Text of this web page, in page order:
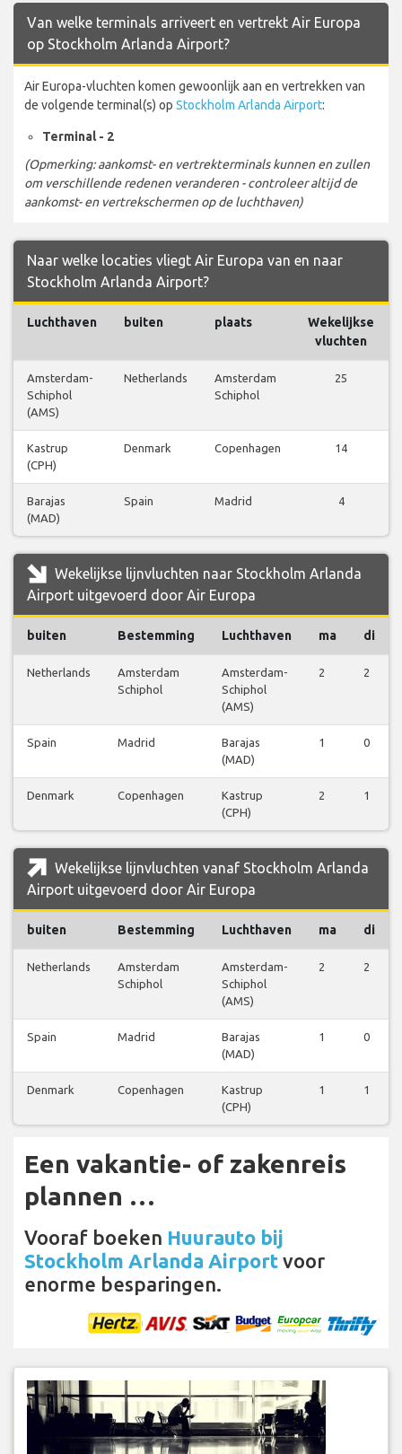
Van welke terminals arriveert en vertrekt Air Europa
op Stockholm Arlanda Airport?
Air Europa-vluchten komen gewoonlijk aan en vertrekken van
de volgende terminal(s) op Stockholm Arlanda Airport:
Terminal - 2
(Opmerking: aankomst- en vertrekterminals kunnen en zullen
om verschillende redenen veranderen - controleer altijd de
aankomst- en vertrekschermen op de luchthaven)
Naar welke locaties vliegt Air Europa van en naar
Stockholm Arlanda Airport?
Luchthaven buiten plaats
Wekelijkse
vluchten
Amsterdam-
Schiphol
(AMS)
Netherlands
Amsterdam
Schiphol
25
Kastrup
(CPH)
Denmark Copenhagen 14
Barajas
(MAD)
Spain Madrid 4
Wekelijkse lijnvluchten naar Stockholm Arlanda
Airport uitgevoerd door Air Europa
buiten Bestemming Luchthaven ma di
Netherlands
Amsterdam
Schiphol
Amsterdam-
Schiphol
(AMS)
2 2
Spain Madrid
Barajas
(MAD)
1 0
Denmark Copenhagen
Kastrup
(CPH)
2 1
Wekelijkse lijnvluchten vanaf Stockholm Arlanda
Airport uitgevoerd door Air Europa
buiten Bestemming Luchthaven ma di
Netherlands
Amsterdam
Schiphol
Amsterdam-
Schiphol
(AMS)
2 2
Spain Madrid
Barajas
(MAD)
1 0
Denmark Copenhagen
Kastrup
(CPH)
1 1
Een vakantie- of zakenreis
plannen …
Vooraf boeken Huurauto bij
Stockholm Arlanda Airport voor
enorme besparingen.